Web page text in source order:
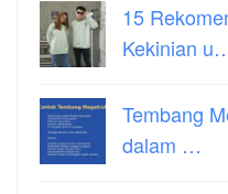
15
Kekinian
Tembang
dalam …